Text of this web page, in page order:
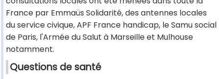
France par Emmaüs Solidarité, des antennes locales
du service civique, APF France handicap, le Samu social
de Paris, l'Armée du Salut à Marseille et Mulhouse
notamment.
Questions de santé